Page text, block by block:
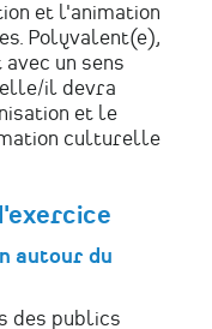
et l'animation
Polyvalent(e),
un sens
elle/il devra
et le
culturelle
autour du
des publics